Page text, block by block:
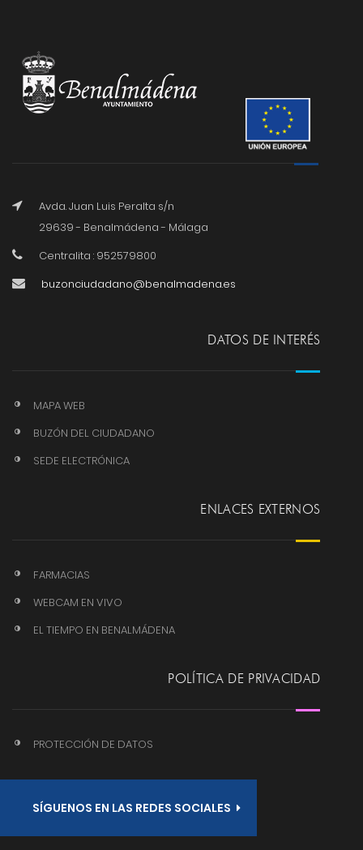
Avda. Juan Luis Peralta s/n
29639 - Benalmádena - Málaga
Centralita : 952579800
buzonciudadano@benalmadena.es
DATOS DE INTERÉS
MAPA WEB
BUZÓN DEL CIUDADANO
SEDE ELECTRÓNICA
ENLACES EXTERNOS
FARMACIAS
WEBCAM EN VIVO
EL TIEMPO EN BENALMÁDENA
POLÍTICA DE PRIVACIDAD
PROTECCIÓN DE DATOS
SÍGUENOS EN LAS REDES SOCIALES